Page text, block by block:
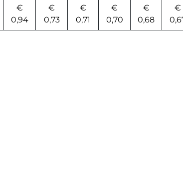
€
0,94
€
0,73
€
0,71
€
0,70
€
0,68
€